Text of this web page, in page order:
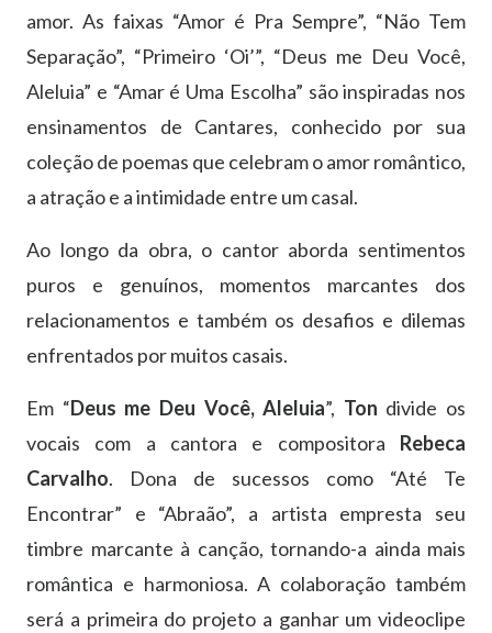
amor. As faixas “Amor é Pra Sempre”, “Não Tem
Separação”, “Primeiro ‘Oi’”, “Deus me Deu Você,
Aleluia” e “Amar é Uma Escolha” são inspiradas nos
ensinamentos de Cantares, conhecido por sua
coleção de poemas que celebram o amor romântico,
a atração e a intimidade entre um casal.
Ao longo da obra, o cantor aborda sentimentos
puros e genuínos, momentos marcantes dos
relacionamentos e também os desafios e dilemas
enfrentados por muitos casais.
Em “Deus me Deu Você, Aleluia”, Ton divide os
vocais com a cantora e compositora Rebeca
Carvalho. Dona de sucessos como “Até Te
Encontrar” e “Abraão”, a artista empresta seu
timbre marcante à canção, tornando-a ainda mais
romântica e harmoniosa. A colaboração também
será a primeira do projeto a ganhar um videoclipe